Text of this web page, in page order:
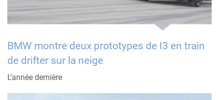
BMW montre deux prototypes de I3 en train
de drifter sur la neige
L’année dernière